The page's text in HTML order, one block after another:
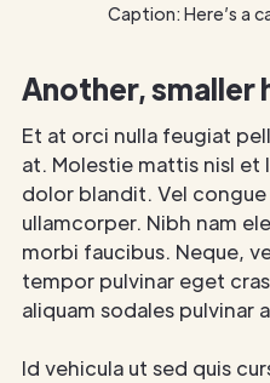
Caption: Here’s a
Another, smaller
Et at orci nulla feugiat
at. Molestie mattis nisl et
dolor blandit. Vel
ullamcorper. Nibh nam
morbi faucibus. Neque,
tempor pulvinar eget
aliquam sodales pulvinar
Id vehicula ut sed quis